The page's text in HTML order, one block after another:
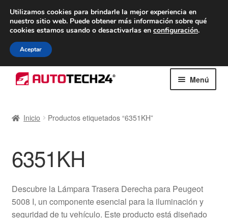
ENTREGA desde 7 EUR
De lunes a viernes de 9 a. m. a 4 p. m.
navegación
al
Menú
Carro
Contacto
Envío al mundo entero
Inicio Productos etiquetados “6351KH”
6351KH
Descubre la Lámpara Trasera Derecha para Peugeot
5008 I, un componente esencial para la iluminación y
seguridad de tu vehículo. Este producto está diseñado
Utilizamos cookies para brindarle la mejor experiencia en
nuestro sitio web. Puede obtener más información sobre qué
cookies estamos usando o desactivarlas en configuración.
Aceptar